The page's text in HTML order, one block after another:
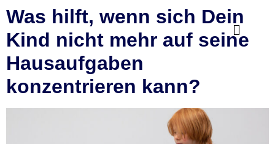
Was hilft, wenn sich Dein
Kind nicht mehr auf seine
Hausaufgaben
konzentrieren kann?